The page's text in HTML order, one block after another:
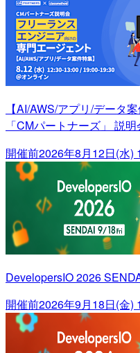
【AI/AWS/アプリ/データ
「CMパートナーズ」 説
開催前2026年8月12日(水)
DevelopersIO 2026
開催前2026年9月18日(金)